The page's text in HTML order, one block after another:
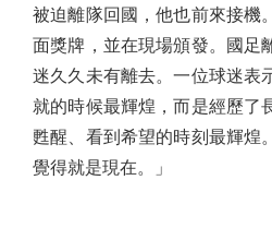
被迫離隊回國，他也前來接機
面獎牌，並在現場頒發。國足
迷久久未有離去。一位球迷表
就的時候最輝煌，而是經歷了
甦醒、看到希望的時刻最輝煌
覺得就是現在。」